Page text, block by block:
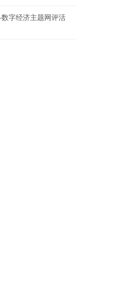
字经济主题网评活